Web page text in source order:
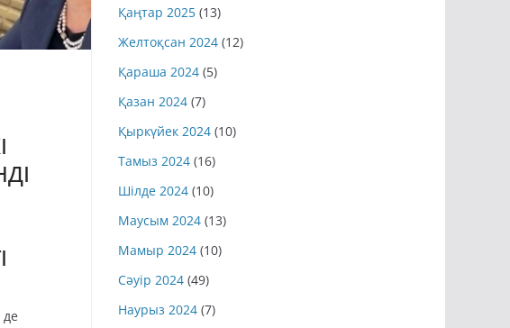
Қаңтар 2025 (13)
Желтоқсан 2024 (12)
Қараша 2024 (5)
Қазан 2024 (7)
Қыркүйек 2024 (10)
Тамыз 2024 (16)
Шілде 2024 (10)
Маусым 2024 (13)
Мамыр 2024 (10)
Сәуір 2024 (49)
Наурыз 2024 (7)